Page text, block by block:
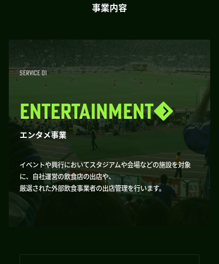
事業内容
SERVICE 01
ENTERTAINMENT
エンタメ事業
イベントや興行においてスタジアムや会場などの施設を対象
に、自社運営の飲食店の出店や、
厳選された外部飲食事業者の出店管理を行います。